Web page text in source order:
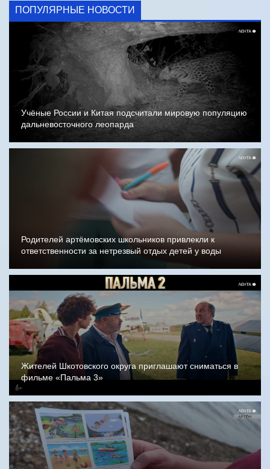
ПОПУЛЯРНЫЕ НОВОСТИ
Учёные России и Китая подсчитали мировую популяцию
дальневосточного леопарда
Родителей артёмовских школьников привлекли к
ответственности за нетрезвый отдых детей у воды
Жителей Шкотовского округа приглашают сниматься в
фильме «Пальма 3»